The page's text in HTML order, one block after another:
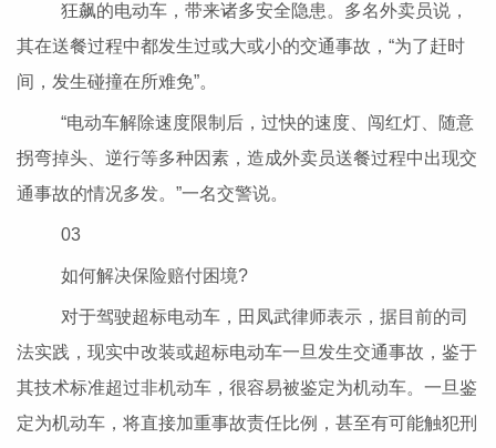
狂飙的电动车，带来诸多安全隐患。多名外卖员说，
其在送餐过程中都发生过或大或小的交通事故，“为了赶时
间，发生碰撞在所难免”。
“电动车解除速度限制后，过快的速度、闯红灯、随意
拐弯掉头、逆行等多种因素，造成外卖员送餐过程中出现交
通事故的情况多发。”一名交警说。
03
如何解决保险赔付困境?
对于驾驶超标电动车，田凤武律师表示，据目前的司
法实践，现实中改装或超标电动车一旦发生交通事故，鉴于
其技术标准超过非机动车，很容易被鉴定为机动车。一旦鉴
定为机动车，将直接加重事故责任比例，甚至有可能触犯刑